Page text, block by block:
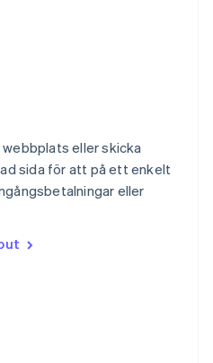
eller skicka
sida för att på ett enkelt
eller